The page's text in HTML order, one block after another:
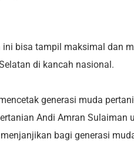
bisa tampil maksimal dan
di kancah nasional.
generasi muda
Andi Amran Sulaiman
bagi generasi